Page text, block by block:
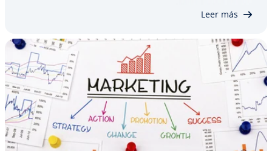
Leer más